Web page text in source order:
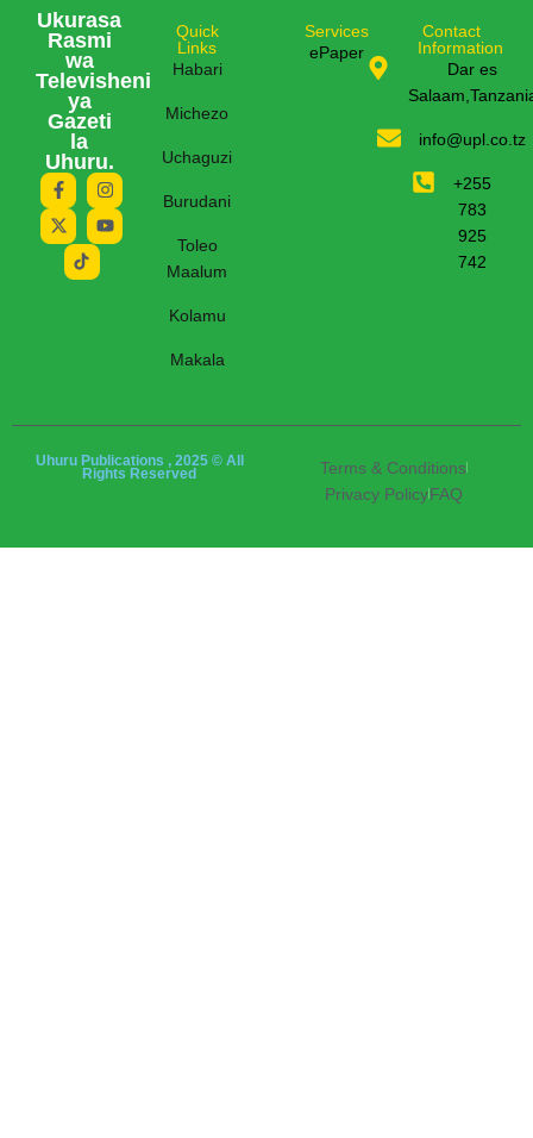
Ukurasa
Rasmi
wa
Televisheni
ya
Gazeti
la
Uhuru.
Quick
Links
Habari
Michezo
Uchaguzi
Burudani
Toleo
Maalum
Kolamu
Makala
Services
ePaper
Contact
Information
Dar es
info@upl.co.tz
+255
783
925
742
Uhuru Publications , 2025 © All
Rights Reserved
Terms & Conditions
Privacy PolicyFAQ